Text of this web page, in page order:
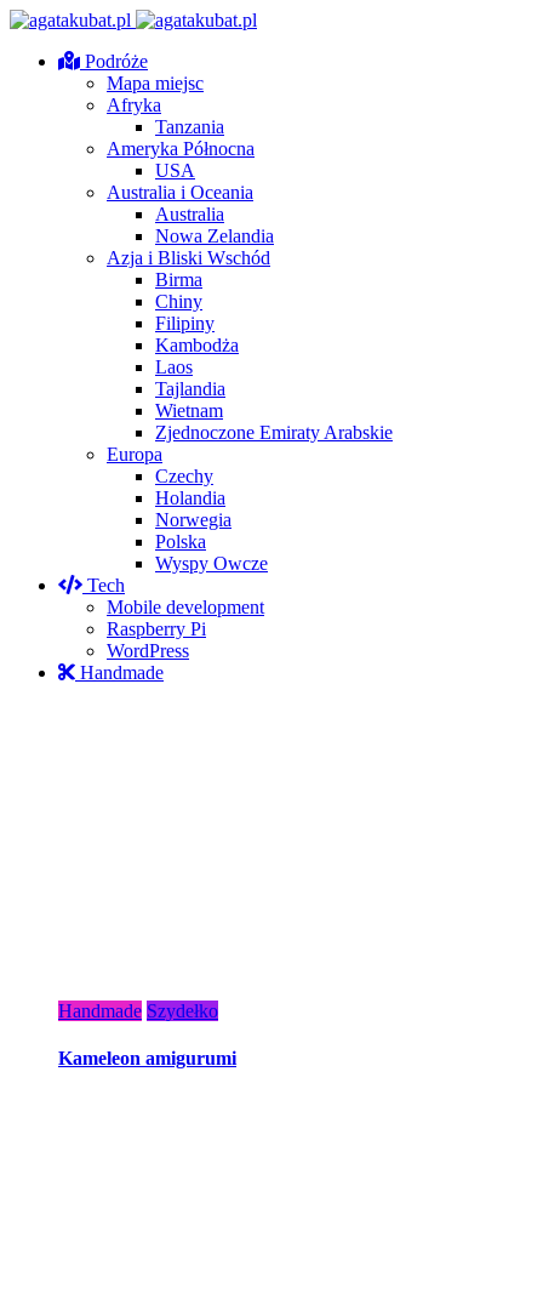
Podróże
Mapa miejsc
Afryka
Tanzania
Ameryka Północna
USA
Australia i Oceania
Australia
Nowa Zelandia
Azja i Bliski Wschód
Birma
Chiny
Filipiny
Kambodża
Laos
Tajlandia
Wietnam
Zjednoczone Emiraty Arabskie
Europa
Czechy
Holandia
Norwegia
Polska
Wyspy Owcze
Tech
Mobile development
Raspberry Pi
WordPress
Handmade
Handmade Szydełko
Kameleon amigurumi